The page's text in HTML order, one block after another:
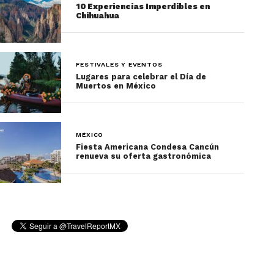
Precauciones al ir a las
trajineras de Xochimilco
Aunque ya se puede ir a las trajineras de
10 Experiencias Imperdibles en
Chihuahua
FESTIVALES Y EVENTOS
Lugares para celebrar el Día de
Muertos en México
MÉXICO
Fiesta Americana Condesa Cancún
renueva su oferta gastronómica